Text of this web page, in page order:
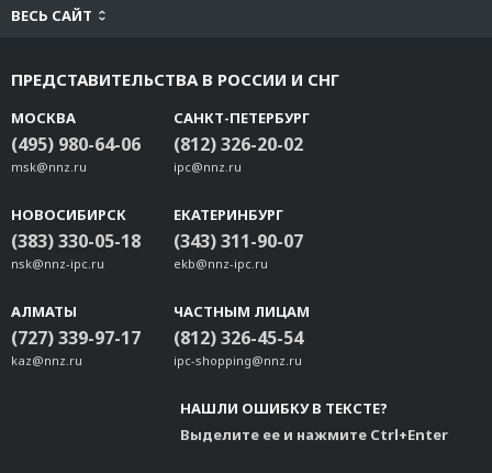
ВЕСЬ САЙТ
ПРЕДСТАВИТЕЛЬСТВА В РОССИИ И СНГ
МОСКВА
(495) 980-64-06
msk@nnz.ru
САНКТ-ПЕТЕРБУРГ
(812) 326-20-02
ipc@nnz.ru
НОВОСИБИРСК
(383) 330-05-18
nsk@nnz-ipc.ru
ЕКАТЕРИНБУРГ
(343) 311-90-07
ekb@nnz-ipc.ru
АЛМАТЫ
(727) 339-97-17
kaz@nnz.ru
ЧАСТНЫМ ЛИЦАМ
(812) 326-45-54
ipc-shopping@nnz.ru
НАШЛИ ОШИБКУ В ТЕКСТЕ?
Выделите ее и нажмите Ctrl+Enter